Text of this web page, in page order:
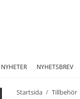
NYHETER NYHETSBREV
Startsida / Tillbehör